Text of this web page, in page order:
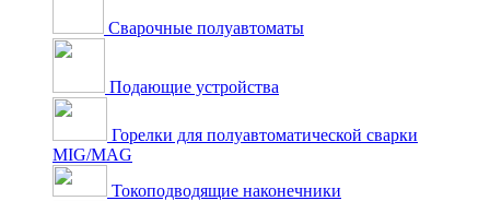
Сварочные полуавтоматы
Подающие устройства
Горелки для полуавтоматической сварки
MIG/MAG
Токоподводящие наконечники